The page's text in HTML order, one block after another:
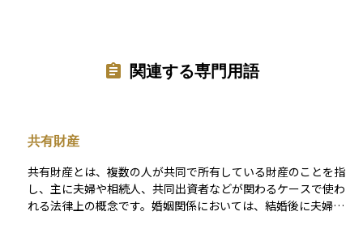
関連する専門用語
共有財産
共有財産とは、複数の人が共同で所有している財産のことを指
し、主に夫婦や相続人、共同出資者などが関わるケースで使わ
れる法律上の概念です。婚姻関係においては、結婚後に夫婦が